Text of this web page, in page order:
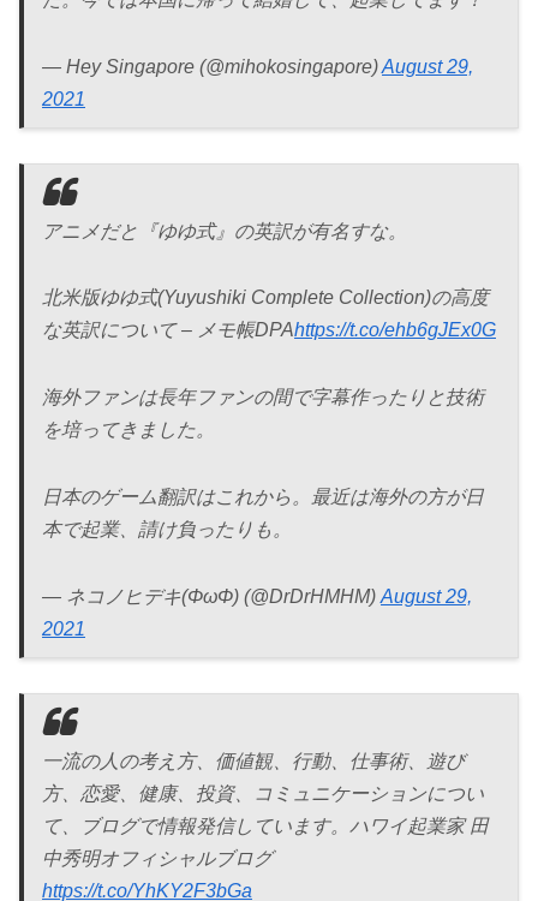
— Hey Singapore (@mihokosingapore)August 29,
2021
アニメだと『ゆゆ式』の英訳が有名すな。
北米版ゆゆ式(Yuyushiki Complete Collection)の高度
な英訳について – メモ帳DPAhttps://t.co/ehb6gJEx0G
海外ファンは長年ファンの間で字幕作ったりと技術
を培ってきました。
日本のゲーム翻訳はこれから。最近は海外の方が日
本で起業、請け負ったりも。
— ネコノヒデキ(ΦωΦ) (@DrDrHMHM) August 29,
2021
一流の人の考え方、価値観、行動、仕事術、遊び
方、恋愛、健康、投資、コミュニケーションについ
て、ブログで情報発信しています。ハワイ起業家 田
中秀明オフィシャルブログ
https://t.co/YhKY2F3bGa